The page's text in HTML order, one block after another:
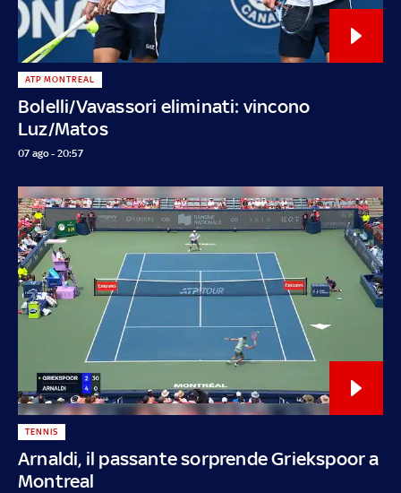
Bolelli/Vavassori eliminati: vincono
Luz/Matos
ATP MONTREAL
07 ago - 20:57
Arnaldi, il passante sorprende Griekspoor a
Montreal
TENNIS